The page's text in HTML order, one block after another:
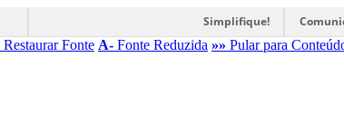
Simplifique!
Restaurar Fonte A- Fonte Reduzida »» Pular para